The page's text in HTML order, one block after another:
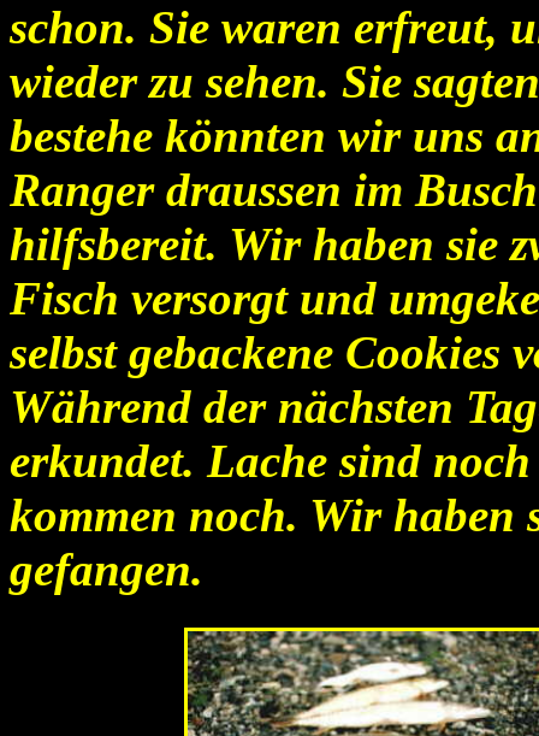
schon. Sie waren erfreut,
wieder zu sehen. Sie
bestehe könnten wir uns
Ranger draussen im
hilfsbereit. Wir haben sie
Fisch versorgt und
selbst gebackene Cookies
Während der nächsten
erkundet. Lache sind
kommen noch. Wir haben
gefangen.